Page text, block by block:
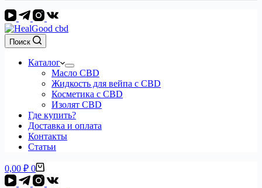
Поиск
Каталог
Масло CBD
Жидкость для вейпа с CBD
Косметика с CBD
Изолят CBD
Где купить?
Доставка и оплата
Контакты
Статьи
Корзина
0,00 ₽ 0